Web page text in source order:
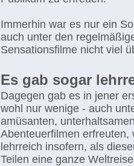
Immerhin war es nur ein
auch unter den
Sensationsfilme nicht viel
Es gab sogar
Dagegen gab es in jener
wohl nur wenige - auch
amüsanten,
Abenteuerfilmen erfreuten,
lehrreich insofern, als
Teilen eine ganze